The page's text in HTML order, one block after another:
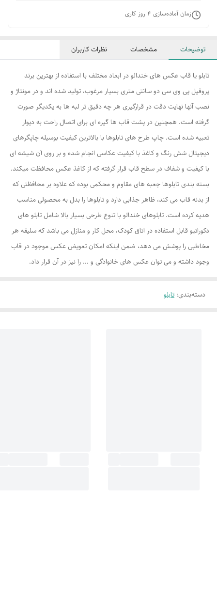
زمان آماده‌سازی 4 روز کاری
توضیحات مشخصات نظرات کاربران
تابلو یا قاب عکس های خندالو در ابعاد مختلف با استفاده از بهترین برند
پروفیل پی وی سی دو سانتی متری بسیار مرغوب، تولید شده اند و در مونتاژ و
نصب آنها نهایت دقت در قرارگیری هر چه دقیق تر لبه ها به یکدیگر صورت
گرفته است. همچنین در پشت قاب ها گیره ای برای اتصال راحت به دیوار
تعبیه شده است. چاپ طرح های تابلوها با بالاترین کیفیت بوسیله چاپگرهای
دیجیتال شش رنگ و کاغذ با کیفیت عکاسی انجام شده و بر روی آن شیشه ای
با کیفیت و شفاف در سطح قاب قرار گرفته که از کاغذ عکس محافظت میکند.
بسته بندی تابلوها جعبه های مقاوم و محکمی بوده که علاوه بر محافظتی که
از بدنه قاب می کند، ظاهر جذابی دارد و تابلوها را بدل به محصولی مناسب
هدیه کرده است. تابلوهای خندالو با تنوع طرحی بسیار بالا شامل تابلو های
دکوراتیو قابل استفاده در اتاق کودک، محل کار و منازل می باشد که سلیقه هر
مخاطبی را پوشش می دهد، ضمن اینکه امکان تعویض عکس موجود در قاب
وجود داشته و می توان عکس های خانوادگی و ... را نیز در آن قرار داد.
دسته‌بندی: تابلو